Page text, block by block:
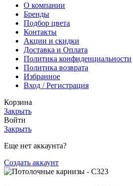
О компании
Бренды
Подбор цвета
Контакты
Акции и скидки
Доставка и Оплата
Политика конфиденциальности
Политика возврата
Избранное
Вход / Регистрация
Корзина
Закрыть
Войти
Закрыть
Еще нет аккаунта?
Создать аккаунт